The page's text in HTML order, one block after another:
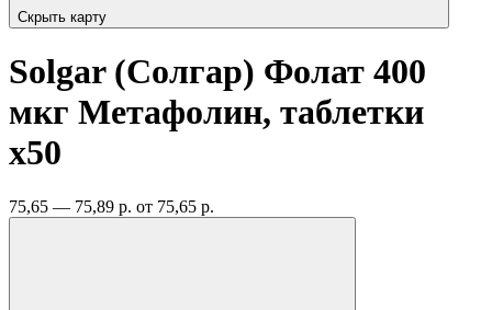
Скрыть карту
Solgar (Солгар) Фолат 400
мкг Метафолин, таблетки
x50
75,65 — 75,89 р. от 75,65 р.